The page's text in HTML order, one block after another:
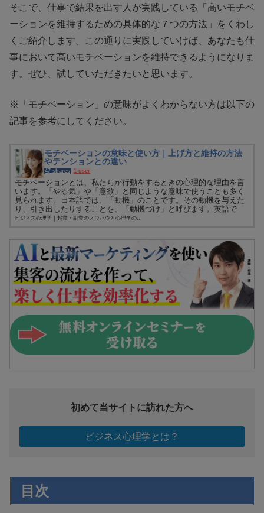
そこで、仕事で結果を出す人が実践している「高いモチベ
ーションを維持するための具体的な７つの方法」をくわし
くご紹介します。この通りに実践していけば、あなたも仕
事において高いモチベーションを維持できるようになりま
す。ぜひ、試していただきたいと思います。
※「モチベーション」の意味がよくわからない方は以下の
記事を参考にしてください。
モチベーションの意味と使い方｜上げ方と維持の方法
やテンションとの違い
47 shares 1 user
モチベーションとは、私たちが行動をするときの心理的な理由を言
います。「やる気」や「意欲」と同じような意味で使うことも多く
見られます。日本語では、「動機」のことです。その動機を与えた
り、引き出したりすることを、「動機づけ」と呼びます。英語で
は、「mot...
ビジネス心理学｜起業・副業のノウハウと心理学の...
初めて当サイトに訪れた方へ
ビジネス心理学とは？
目次